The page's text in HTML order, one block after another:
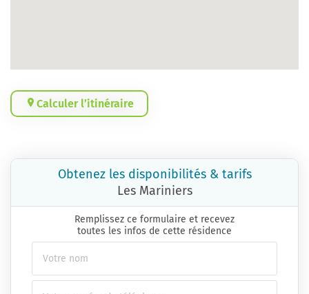
Calculer l’itinéraire
Obtenez les disponibilités & tarifs
Les Mariniers
Remplissez ce formulaire et recevez
toutes les infos de cette résidence